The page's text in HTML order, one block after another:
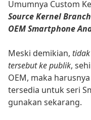
Umumnya Custom
Source Kernel Branch
OEM Smartphone
Meski demikian,
tersebut ke publik,
OEM, maka
tersedia untuk seri
gunakan sekarang.